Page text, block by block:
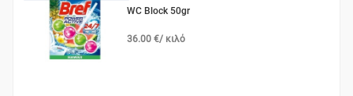
WC Block 50gr
36.00 €/ κιλό